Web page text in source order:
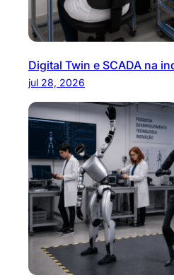
Digital Twin e SCADA na
jul 28, 2026